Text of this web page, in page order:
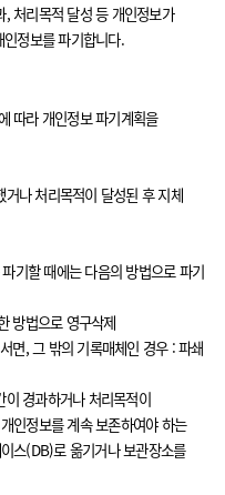
, 처리목적 달성 등 개인정보가
정보를 파기합니다.
따라 개인정보 파기계획을
나 처리목적이 달성된 후 지체
기할 때에는 다음의 방법으로 파기
방법으로 영구삭제
면, 그 밖의 기록매체인 경우 : 파쇄
경과하거나 처리목적이
인정보를 계속 보존하여야 하는
스(DB)로 옮기거나 보관장소를